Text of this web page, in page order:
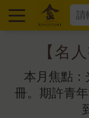
【名
本月焦點
冊。期許青